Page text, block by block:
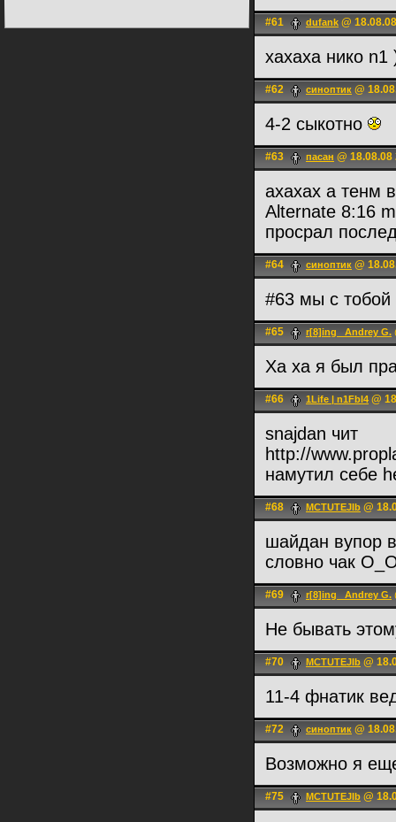
#61 dufank @
хахаха нико n1
#62 синоптик @
4-2 сыкотно
#63 пасан @ 18.08.08
ахахах а тенм
Alternate 8:16
просрал
#64 синоптик @
#63 мы с
#65 r[8]ing _Andrey G.
Ха ха я был
#66 1Life | n1Fbl4 @
snajdan чит
http://
намутил себе
#68 MCTUTEJIb @
шайдан вупор
словно чак
#69 r[8]ing _Andrey G.
Не бывать
#70 MCTUTEJIb @
11-4 фнатик
#72 синоптик @
Возможно я
#75 MCTUTEJIb @